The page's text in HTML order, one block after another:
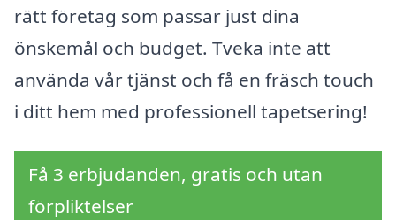
rätt företag som passar just dina
önskemål och budget. Tveka inte att
använda vår tjänst och få en fräsch touch
i ditt hem med professionell tapetsering!
Få 3 erbjudanden, gratis och utan
förpliktelser